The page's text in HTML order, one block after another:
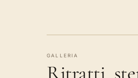
GALLERIA
Ritratti,